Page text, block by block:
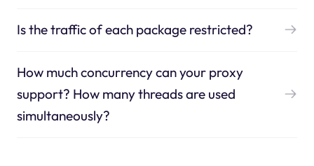
Is the traffic of each package restricted?
How much concurrency can your proxy
support? How many threads are used
simultaneously?